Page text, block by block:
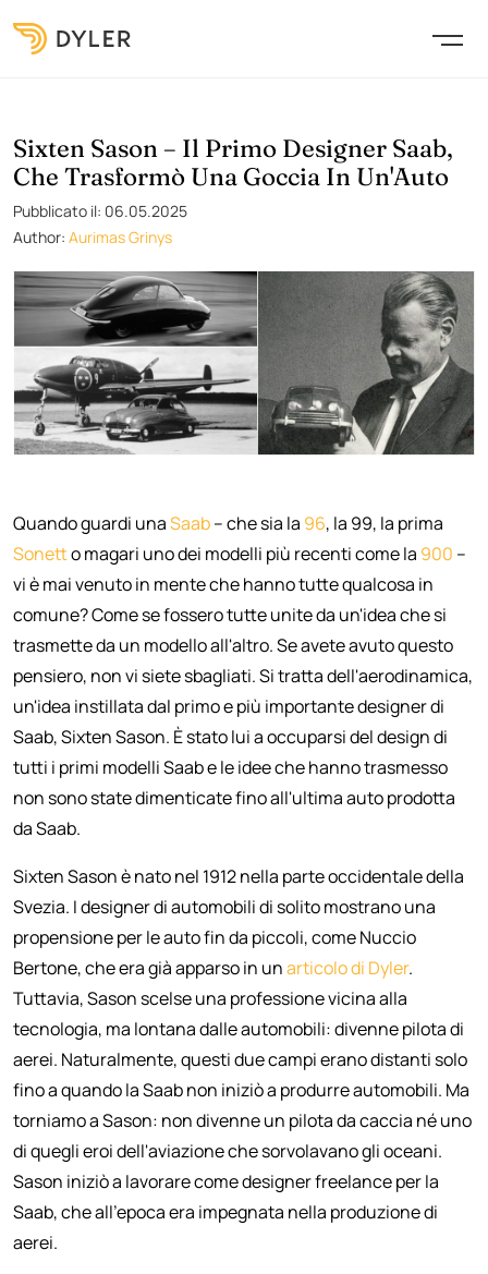
Sixten Sason – Il Primo Designer Saab,
Che Trasformò Una Goccia In Un'Auto
Pubblicato il: 06.05.2025
Author: Aurimas Grinys
Quando guardi unaSaab– che sia la 96, la 99, la prima
Sonetto magari uno dei modelli più recenti come la 900 –
vi è mai venuto in mente che hanno tutte qualcosa in
comune? Come se fossero tutte unite da un'idea che si
trasmette da un modello all'altro. Se avete avuto questo
pensiero, non vi siete sbagliati. Si tratta dell'aerodinamica,
un'idea instillata dal primo e più importante designer di
Saab, Sixten Sason. È stato lui a occuparsi del design di
tutti i primi modelli Saab e le idee che hanno trasmesso
non sono state dimenticate fino all'ultima auto prodotta
da Saab.
Sixten Sason è nato nel 1912 nella parte occidentale della
Svezia. I designer di automobili di solito mostrano una
propensione per le auto fin da piccoli, come Nuccio
Bertone, che era già apparso in unarticolo di Dyler.
Tuttavia, Sason scelse una professione vicina alla
tecnologia, ma lontana dalle automobili: divenne pilota di
aerei. Naturalmente, questi due campi erano distanti solo
fino a quando la Saab non iniziò a produrre automobili. Ma
torniamo a Sason: non divenne un pilota da caccia né uno
di quegli eroi dell'aviazione che sorvolavano gli oceani.
Sason iniziò a lavorare come designer freelance per la
Saab, che all'epoca era impegnata nella produzione di
aerei.